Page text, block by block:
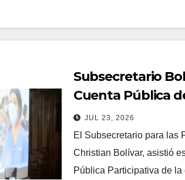
Subsecretario
Cuenta Pública
JUL 23, 2026
El Subsecretario para las
Christian Bolívar, asistió
Pública Participativa de